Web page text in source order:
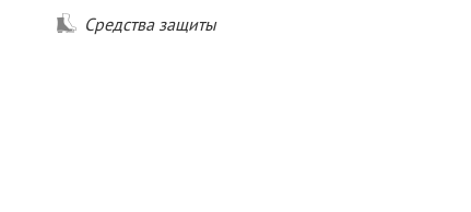
Средства защиты